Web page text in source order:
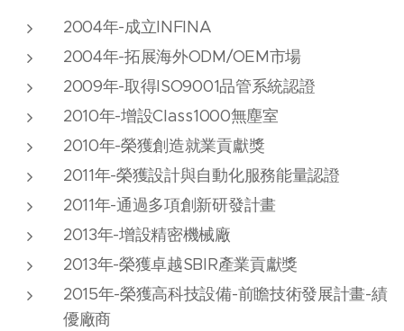
2004年-成立INFINA
2004年-拓展海外ODM/OEM市場
2009年-取得ISO9001品管系統認證
2010年-增設Class1000無塵室
2010年-榮獲創造就業貢獻獎
2011年-榮獲設計與自動化服務能量認證
2011年-通過多項創新研發計畫
2013年-增設精密機械廠
2013年-榮獲卓越SBIR產業貢獻獎
2015年-榮獲高科技設備-前瞻技術發展計畫-績
優廠商